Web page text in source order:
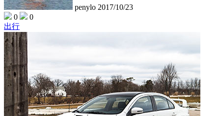
penylo 2017/10/23
0
0
出行